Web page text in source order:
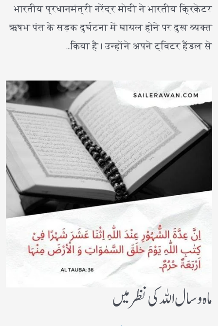
भारतीय प्रधानमंत्री नरेंद्र मोदी ने भारतीय क्रिकेटर
ऋषभ पंत के सड़क दुर्घटना में घायल होने पर दुख व्यक्त
किया है। उन्होंने अपने ट्विटर हैंडल से…
ماہ و سال اللہ کی نظر میں